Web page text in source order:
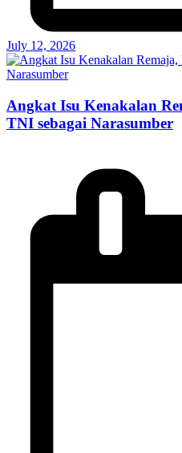
July 12, 2026
Angkat Isu Kenakalan
TNI sebagai Narasumber